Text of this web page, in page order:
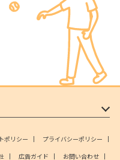
ポリシー
プライバシーポリシー
広告ガイド お問い合わせ